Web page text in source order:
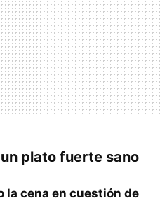
plato fuerte sano
la cena en cuestión de